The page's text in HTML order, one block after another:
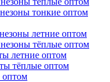
тонкие оптом
летние оптом
тёплые оптом
летние оптом
тёплые оптом
оптом